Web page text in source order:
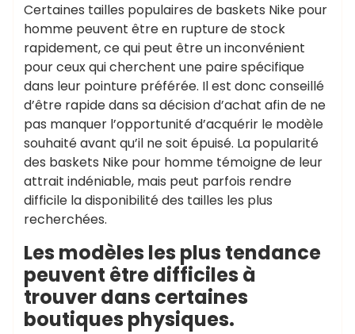
Certaines tailles populaires de baskets Nike pour
homme peuvent être en rupture de stock
rapidement, ce qui peut être un inconvénient
pour ceux qui cherchent une paire spécifique
dans leur pointure préférée. Il est donc conseillé
d’être rapide dans sa décision d’achat afin de ne
pas manquer l’opportunité d’acquérir le modèle
souhaité avant qu’il ne soit épuisé. La popularité
des baskets Nike pour homme témoigne de leur
attrait indéniable, mais peut parfois rendre
difficile la disponibilité des tailles les plus
recherchées.
Les modèles les plus tendance
peuvent être difficiles à
trouver dans certaines
boutiques physiques.